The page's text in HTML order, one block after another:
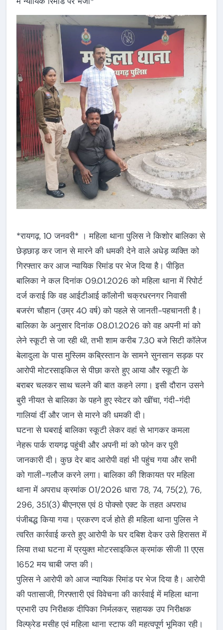
*रायगढ़, 10 जनवरी* । महिला थाना पुलिस ने किशोर बालिका से
छेड़छाड़ कर जान से मारने की धमकी देने वाले अधेड़ व्यक्ति को
गिरफ्तार कर आज न्यायिक रिमांड पर भेज दिया है। पीड़ित
बालिका ने कल दिनांक 09.01.2026 को महिला थाना में रिपोर्ट
दर्ज कराई कि वह आईटीआई कॉलोनी चक्रधरनगर निवासी
बजरंग चौहान (उम्र 40 वर्ष) को पहले से जानती-पहचानती है।
बालिका के अनुसार दिनांक 08.01.2026 को वह अपनी मां को
लेने स्कूटी से जा रही थी, तभी शाम करीब 7.30 बजे सिटी कॉलेज
बेलादुला के पास मुस्लिम कब्रिस्तान के सामने सुनसान सड़क पर
आरोपी मोटरसाइकिल से पीछा करते हुए आया और स्कूटी के
बराबर चलकर साथ चलने की बात कहने लगा। इसी दौरान उसने
बुरी नीयत से बालिका के पहने हुए स्वेटर को खींचा, गंदी-गंदी
गालियां दीं और जान से मारने की धमकी दी।
घटना से घबराई बालिका स्कूटी लेकर वहां से भागकर कमला
नेहरू पार्क रायगढ़ पहुंची और अपनी मां को फोन कर पूरी
जानकारी दी। कुछ देर बाद आरोपी वहां भी पहुंच गया और सभी
को गाली-गलौज करने लगा। बालिका की शिकायत पर महिला
थाना में अपराध क्रमांक 01/2026 धारा 78, 74, 75(2), 76,
296, 351(3) बीएनएस एवं 8 पोक्सो एक्ट के तहत अपराध
पंजीबद्ध किया गया। प्रकरण दर्ज होते ही महिला थाना पुलिस ने
त्वरित कार्रवाई करते हुए आरोपी के घर दबिश देकर उसे हिरासत में
लिया तथा घटना में प्रयुक्त मोटरसाइकिल क्रमांक सीजी 11 एएस
1652 मय चाबी जप्त की।
पुलिस ने आरोपी को आज न्यायिक रिमांड पर भेज दिया है। आरोपी
की पतासाजी, गिरफ्तारी एवं विवेचना की कार्रवाई में महिला थाना
प्रभारी उप निरीक्षक दीपिका निर्मलकर, सहायक उप निरीक्षक
विल्फ्रेड मसीह एवं महिला थाना स्टाफ की महत्वपूर्ण भूमिका रही।